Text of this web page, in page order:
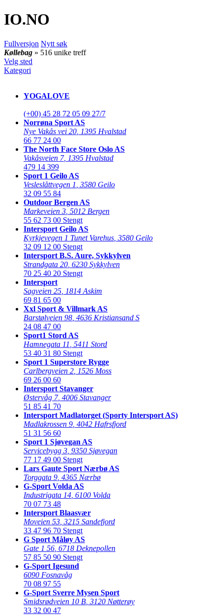
IO.NO
Fullversjon Nytt søk
Køllebag » 516 unike treff
Velg sted
Kategori
YOGALOVE
(+00) 45 28 72 05 09 27/7
Norrøna Sport AS
Nye Vakås vei 20 1395 Hvalstad
66 77 24 00
The North Face Store Oslo AS
Vakåsveien 7, 1395 Hvalstad
479 14 399
Sport 1 Geilo AS
Vesleslåttvegen 1 3580 Geilo
32 09 55 84
Outdoor Bergen AS
Markeveien 3 5012 Bergen
55 62 73 00 Stengt
Intersport Geilo AS
Kyrkjevegen 1 Tunet Varehus 3580 Geilo
32 09 12 00 Stengt
Intersport B.S. Aure, Sykkylven
Strandgata 20 6230 Sykkylven
70 25 40 20 Stengt
Intersport
Sagveien 25 1814 Askim
69 81 65 00
Xxl Sport & Villmark AS
Barstølveien 98 4636 Kristiansand S
24 08 47 00
Sport1 Stord AS
Hamnegata 11 5411 Stord
53 40 31 80 Stengt
Sport 1 Superstore Rygge
Carlbergveien 2 1526 Moss
69 26 00 60
Intersport Stavanger
Østervåg 7, 4006 Stavanger
51 85 41 70
Intersport Madlatorget (Sporty Intersport AS)
Madlakrossen 9 4042 Hafrsfjord
51 31 56 60
Sport 1 Sjøvegan AS
Servicebygg 3 9350 Sjøvegan
77 17 49 00 Stengt
Lars Gaute Sport Nærbø AS
Torggata 9 4365 Nærbø
G-Sport Volda AS
Industrigata 14 6100 Volda
70 07 73 48
Intersport Blaasvær
Moveien 53 3215 Sandefjord
33 47 96 70 Stengt
G Sport Måløy AS
Gate 1 56 6718 Deknepollen
57 85 50 90 Stengt
G-Sport Igesund
6090 Fosnavåg
70 08 97 55
G-Sport Sverre Mysen Sport
Smidsrødveien 10 B 3120 Nøtterøy
33 32 00 47